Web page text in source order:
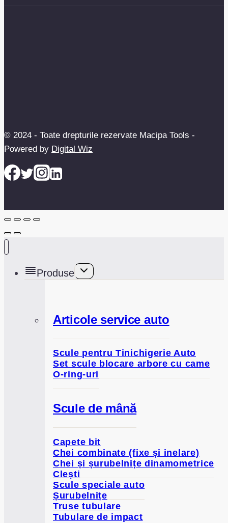
© 2024 - Toate drepturile rezervate Macipa Tools -
Powered by Digital Wiz
Produse
Toggle
Articole service auto
Scule pentru Tinichigerie Auto
Set scule blocare arbore cu came
O-ring-uri
Scule de mână
Capete bit
Chei combinate (fixe și inelare)
Chei și șurubelnițe dinamometrice
Clești
Scule speciale auto
Șurubelnițe
Truse tubulare
Tubulare de impact